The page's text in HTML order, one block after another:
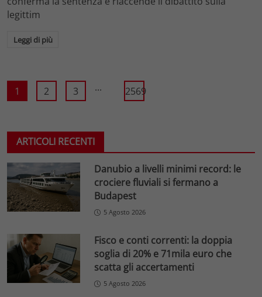
legittim
Leggi di più
1 2 3 ... 2569
ARTICOLI RECENTI
Danubio a livelli minimi record: le
crociere fluviali si fermano a
Budapest
5 Agosto 2026
Fisco e conti correnti: la doppia
soglia di 20% e 71mila euro che
scatta gli accertamenti
5 Agosto 2026